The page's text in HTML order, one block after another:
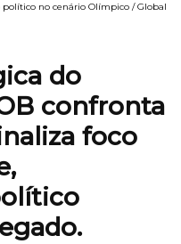
no cenário Olímpico / Global
do
confronta
foco